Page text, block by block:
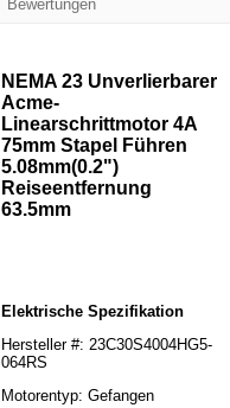
Bewertungen
NEMA 23 Unverlierbarer
Acme-
Linearschrittmotor 4A
75mm Stapel Führen
5.08mm(0.2")
Reiseentfernung
63.5mm
Elektrische Spezifikation
Hersteller #: 23C30S4004HG5-
064RS
Motorentyp: Gefangen